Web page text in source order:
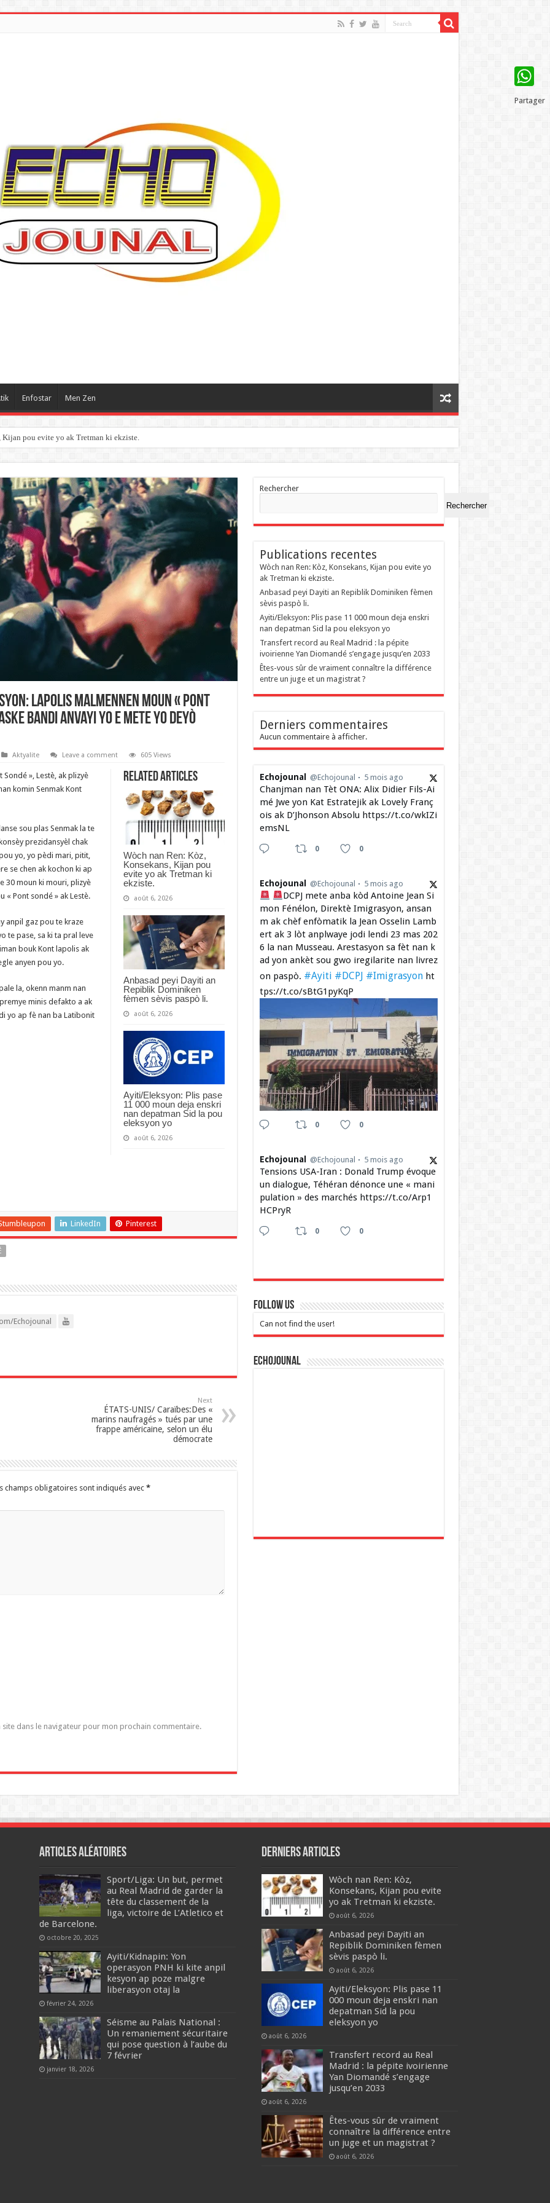
Enfostar Men Zen
Kijan pou evite yo ak Tretman ki ekziste.
Lapolis malmennen moun « Pont
bandi anvayi yo e mete yo deyò
Aktyalite Leave a comment 605 Views
Related Articles
Wòch nan Ren: Kòz,
Konsekans, Kijan pou
evite yo ak Tretman ki
ekziste.
août 6, 2026
Anbasad peyi Dayiti an
Repiblik Dominiken
fèmen sèvis paspò li.
août 6, 2026
Ayiti/Eleksyon: Plis pase
11 000 moun deja enskri
nan depatman Sid la pou
eleksyon yo
août 6, 2026
», Lestè, ak plizyè
komin Senmak Kont
sou plas Senmak la te
prezidansyèl chak
yo, yo pèdi mari, pitit,
se chen ak kochon ki ap
30 moun ki mouri, plizyè
« Pont sondé » ak Lestè.
anpil gaz pou te kraze
te pase, sa ki ta pral leve
bouk Kont lapolis ak
anyen pou yo.
la, okenn manm nan
minis defakto a ak
yo ap fè nan ba Latibonit
LinkedIn Pinterest
Echojounal
Next
ÉTATS-UNIS/ Caraïbes:Des «
marins naufragés » tués par une
frappe américaine, selon un élu
démocrate
champs obligatoires sont indiqués avec*
dans le navigateur pour mon prochain commentaire.
Rechercher
Rechercher
Publications recentes
Wòch nan Ren: Kòz, Konsekans, Kijan pou evite yo
ak Tretman ki ekziste.
Anbasad peyi Dayiti an Repiblik Dominiken fèmen
sèvis paspò li.
Ayiti/Eleksyon: Plis pase 11 000 moun deja enskri
nan depatman Sid la pou eleksyon yo
Transfert record au Real Madrid : la pépite
ivoirienne Yan Diomandé s’engage jusqu’en 2033
Êtes-vous sûr de vraiment connaître la différence
entre un juge et un magistrat ?
Derniers commentaires
Aucun commentaire à afficher.
Echojounal @Echojounal 5 mois ago
Chanjman nan Tèt ONA: Alix Didier Fils-Ai
mé Jwe yon Kat Estratejik ak Lovely Franç
ois ak D’Jhonson Absolu https://t.co/wkIZi
emsNL
0 0
Echojounal @Echojounal 5 mois ago
DCPJ mete anba kòd Antoine Jean Si
mon Fénélon, Direktè Imigrasyon, ansan
m ak chèf enfòmatik la Jean Osselin Lamb
ert ak 3 lòt anplwaye jodi lendi 23 mas 202
6 la nan Musseau. Arestasyon sa fèt nan k
ad yon ankèt sou gwo iregilarite nan livrez
on paspò. #Ayiti #DCPJ #Imigrasyonht
tps://t.co/sBtG1pyKqP
0 0
Echojounal @Echojounal 5 mois ago
Tensions USA-Iran : Donald Trump évoque
un dialogue, Téhéran dénonce une « mani
pulation » des marchés https://t.co/Arp1
HCPryR
0 0
Follow Us
Can not find the user!
Echojounal
Articles aléatoires
Sport/Liga: Un but, permet
au Real Madrid de garder la
tête du classement de la
liga, victoire de L’Atletico et
de Barcelone.
octobre 20, 2025
Ayiti/Kidnapin: Yon
operasyon PNH ki kite anpil
kesyon ap poze malgre
liberasyon otaj la
février 24, 2026
Séisme au Palais National :
Un remaniement sécuritaire
qui pose question à l’aube du
7 février
janvier 18, 2026
Derniers articles
Wòch nan Ren: Kòz,
Konsekans, Kijan pou evite
yo ak Tretman ki ekziste.
août 6, 2026
Anbasad peyi Dayiti an
Repiblik Dominiken fèmen
sèvis paspò li.
août 6, 2026
Ayiti/Eleksyon: Plis pase 11
000 moun deja enskri nan
depatman Sid la pou
eleksyon yo
août 6, 2026
Transfert record au Real
Madrid : la pépite ivoirienne
Yan Diomandé s’engage
jusqu’en 2033
août 6, 2026
Êtes-vous sûr de vraiment
connaître la différence entre
un juge et un magistrat ?
août 6, 2026
WhatsApp
Partager